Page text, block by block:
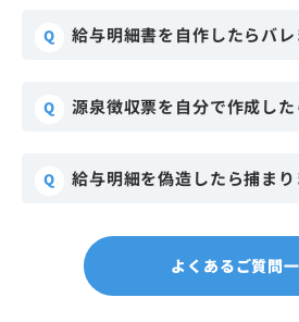
Q 給与明細書を自作したらバレ
Q 源泉徴収票を自分で作成し
Q 給与明細を偽造したら捕まり
よくあるご質問